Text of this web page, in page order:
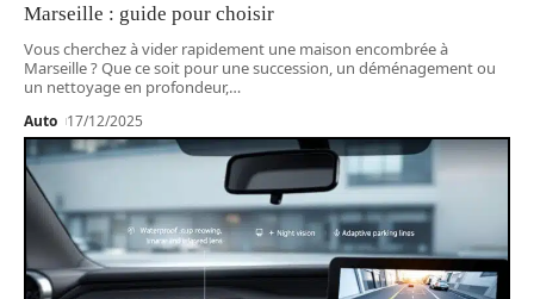
Marseille : guide pour choisir
Vous cherchez à vider rapidement une maison encombrée à
Marseille ? Que ce soit pour une succession, un déménagement ou
un nettoyage en profondeur,…
Auto 17/12/2025